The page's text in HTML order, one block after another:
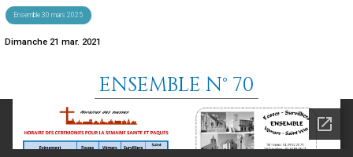
Ensemble 30 mars 2025
Dimanche 21 mar. 2021
ENSEMBLE N° 70